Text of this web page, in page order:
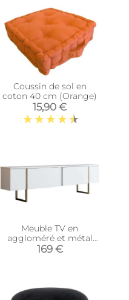
Coussin de sol en
coton 40 cm (Orange)
15,90 €
Meuble TV en
aggloméré et métal
Luxe (Blanc + doré)
169 €